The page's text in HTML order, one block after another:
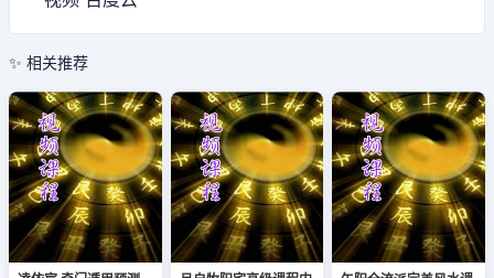
✨ 相关推荐